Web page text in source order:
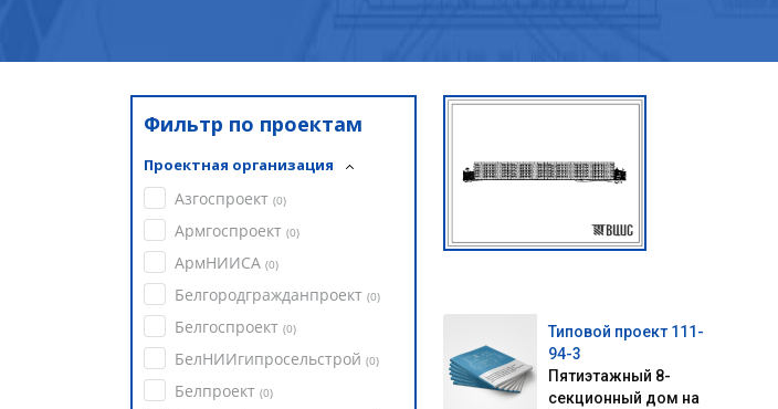
Фильтр по проектам
Проектная организация
Азгоспроект (0)
Армгоспроект (0)
АрмНИИСА (0)
Белгородгражданпроект (0)
Белгоспроект (0)
БелНИИгипросельстрой (0)
Белпроект (0)
Типовой проект 111-
94-3
Пятиэтажный 8-
секционный дом на